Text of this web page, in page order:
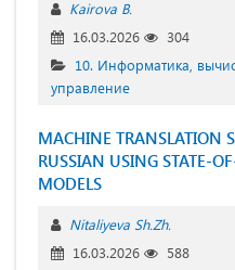
Kairova B.
16.03.2026
304
10. Информатика,
управление
MACHINE TRANSLATION
RUSSIAN USING STATE-
MODELS
Nitaliyeva Sh.Zh.
16.03.2026
588